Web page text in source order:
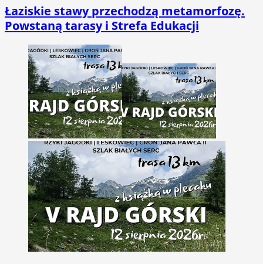
Łaziskie stawy przechodzą metamorfozę.
Powstaną tarasy i Strefa Edukacji